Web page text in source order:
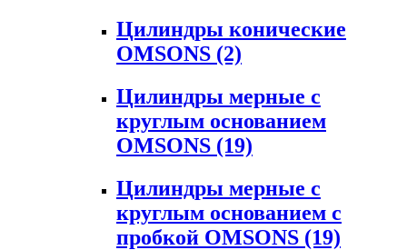
Цилиндры конические
OMSONS (2)
Цилиндры мерные с
круглым основанием
OMSONS (19)
Цилиндры мерные с
круглым основанием с
пробкой OMSONS (19)